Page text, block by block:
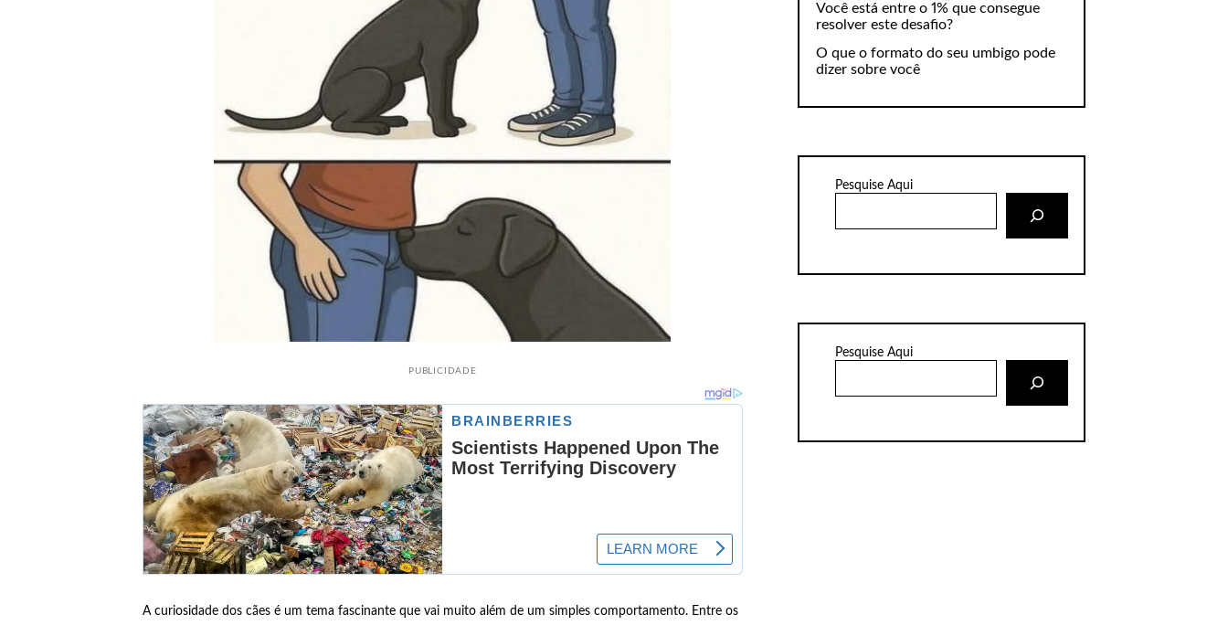
PUBLICIDADE
A curiosidade dos cães é um tema fascinante que vai muito além de um simples comportamento. Entre os
Você está entre o 1% que consegue
resolver este desafio?
O que o formato do seu umbigo pode
dizer sobre você
Pesquise Aqui
Pesquise Aqui